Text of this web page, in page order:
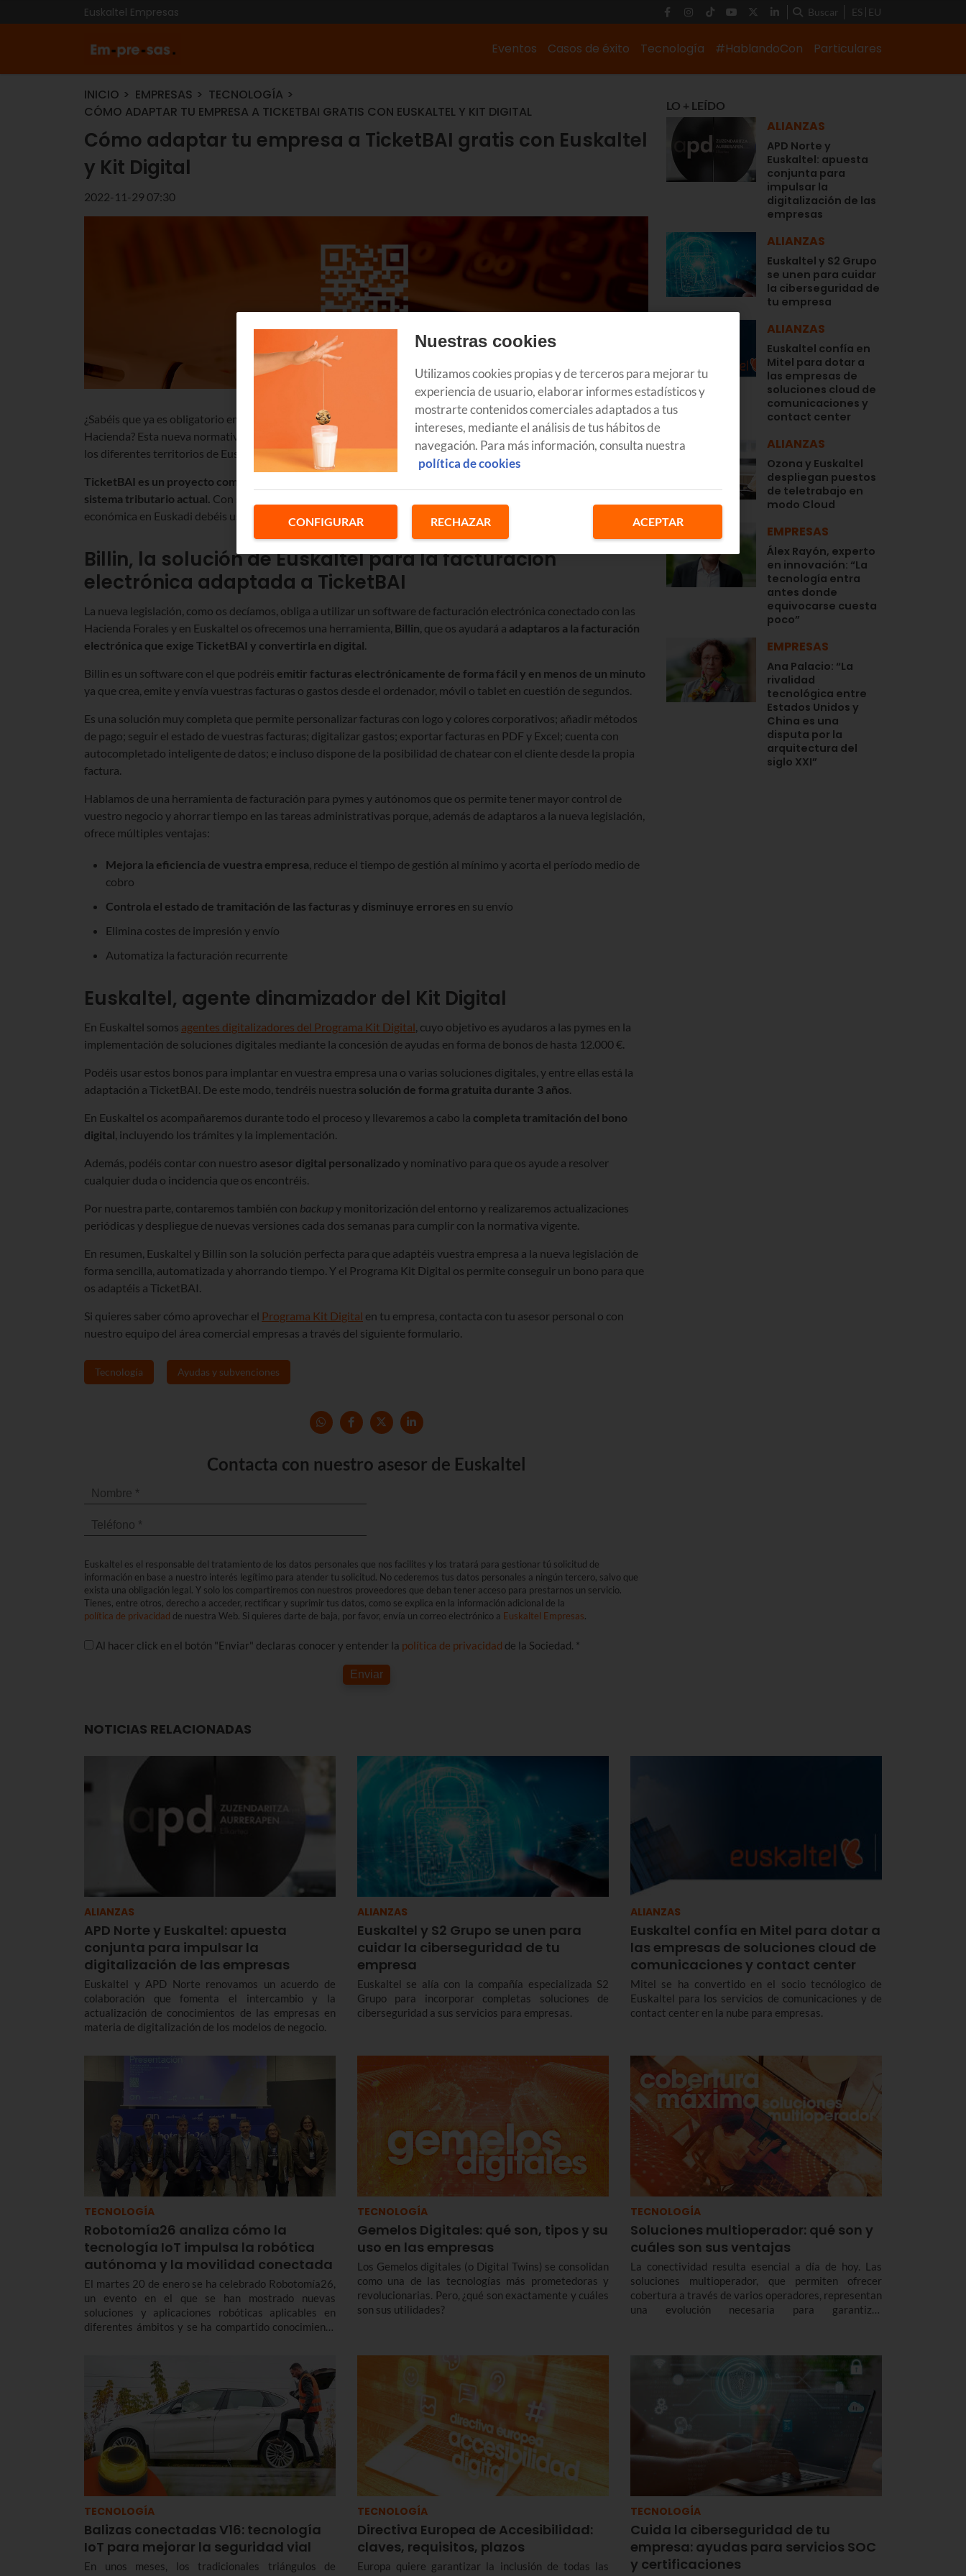
Euskaltel Empresas Buscar ES EU
Eventos Casos de éxito Tecnología #HablandoCon Particulares
INICIO EMPRESAS
TECNOLOGÍA
CÓMO ADAPTAR TU EMPRESA A TICKETBAI GRATIS CON EUSKALTEL Y KIT DIGITAL
Cómo adaptar tu empresa a TicketBAI gratis con Euskaltel
y Kit Digital
2022-11-29 07:30
¿Sabéis que ya es obligatorio emitir las facturas de vuestro negocio con un programa homologado con
Hacienda? Esta nueva normativa, conocida comoTicketBAI
, se ha implantado de forma escalonada y progresiva en
los diferentes territorios de Euskadi, con plazos diferentes para cada provincia y sector de actividad.
TicketBAI es un proyecto común de las tres Diputaciones Forales y el Gobierno del País Vasco para digitalizar el
sistema tributario actual. Con su entrada en vigor, todas las personas físicas y jurídicas que realicéis una actividad
económica en Euskadi debéis usar un
software de facturación que cumpla los requisitos técnicos fijados.
Billin, la solución de Euskaltel para la facturación
electrónica adaptada a TicketBAI
La nueva legislación, como os decíamos, obliga a utilizar un software de facturación electrónica conectado con las
Hacienda Forales y en Euskaltel os ofrecemos una herramienta, Billin , que os ayudará a adaptaros a la facturación
electrónica que exige TicketBAI y convertirla en digital
Billin es un software con el que podréis emitir facturas electrónicamente de forma fácil y en menos de un minuto
ya que crea, emite y envía vuestras facturas o gastos desde el ordenador, móvil o tablet en cuestión de segundos.
Es una solución muy completa que permite personalizar facturas con logo y colores corporativos; añadir métodos
de pago; seguir el estado de vuestras facturas; digitalizar gastos; exportar facturas en PDF y Excel; cuenta con
autocompletado inteligente de datos; e incluso dispone de la posibilidad de chatear con el cliente desde la propia
factura.
Hablamos de una herramienta de facturación para pymes y autónomos que os permite tener mayor control de
vuestro negocio y ahorrar tiempo en las tareas administrativas porque, además de adaptaros a la nueva legislación,
ofrece múltiples ventajas:
Mejora la eficiencia de vuestra empresa , reduce el tiempo de gestión al mínimo y acorta el período medio de
cobro
Controla el estado de tramitación de las facturas y disminuye errores en su envío
Elimina costes de impresión y envío
Automatiza la facturación recurrente
Euskaltel, agente dinamizador del Kit Digital
En Euskaltel somos agentes digitalizadores del Programa Kit Digital , cuyo objetivo es ayudaros a las pymes en la
implementación de soluciones digitales mediante la concesión de ayudas en forma de bonos de hasta 12.000 €.
Podéis usar estos bonos para implantar en vuestra empresa una o varias soluciones digitales, y entre ellas está la
adaptación a TicketBAI. De este modo, tendréis nuestra solución de forma gratuita durante 3 años
En Euskaltel os acompañaremos durante todo el proceso y llevaremos a cabo la completa tramitación del bono
digital , incluyendo los trámites y la implementación.
Además, podéis contar con nuestro asesor digital personalizado y nominativo para que os ayude a resolver
cualquier duda o incidencia que os encontréis.
Por nuestra parte, contaremos también con backupy monitorización del entorno y realizaremos actualizaciones
periódicas y despliegue de nuevas versiones cada dos semanas para cumplir con la normativa vigente.
En resumen, Euskaltel y Billin son la solución perfecta para que adaptéis vuestra empresa a la nueva legislación de
forma sencilla, automatizada y ahorrando tiempo. Y el Programa Kit Digital os permite conseguir un bono para que
os adaptéis a TicketBAI.
Si quieres saber cómo aprovechar el Programa Kit Digital en tu empresa, contacta con tu asesor personal o con
nuestro equipo del área comercial empresas a través del siguiente formulario.
Tecnología Ayudas y subvenciones
Contacta con nuestro asesor de Euskaltel
Euskaltel es el responsable del tratamiento de los datos personales que nos facilites y los tratará para gestionar tú solicitud de
información en base a nuestro interés legítimo para atender tu solicitud. No cederemos tus datos personales a ningún tercero, salvo que
exista una obligación legal. Y solo los compartiremos con nuestros proveedores que deban tener acceso para prestarnos un servicio.
Tienes, entre otros, derecho a acceder, rectificar y suprimir tus datos, como se explica en la información adicional de la
política de privacidad de nuestra Web. Si quieres darte de baja, por favor, envía un correo electrónico a Euskaltel Empresas.
Al hacer click en el botón "Enviar" declaras conocer y entender la política de privacidad de la Sociedad. *
Enviar
LO + LEÍDO
ALIANZAS
APD Norte y
Euskaltel: apuesta
conjunta para
impulsar la
digitalización de las
empresas
ALIANZAS
Euskaltel y S2 Grupo
se unen para cuidar
la ciberseguridad de
tu empresa
ALIANZAS
Euskaltel confía en
Mitel para dotar a
las empresas de
soluciones cloud de
comunicaciones y
contact center
ALIANZAS
Ozona y Euskaltel
despliegan puestos
de teletrabajo en
modo Cloud
EMPRESAS
Álex Rayón, experto
en innovación: “La
tecnología entra
antes donde
equivocarse cuesta
poco”
EMPRESAS
Ana Palacio: “La
rivalidad
tecnológica entre
Estados Unidos y
China es una
disputa por la
arquitectura del
siglo XXI”
NOTICIAS RELACIONADAS
ALIANZAS
APD Norte y Euskaltel: apuesta
conjunta para impulsar la
digitalización de las empresas
Euskaltel y APD Norte renovamos un acuerdo de
colaboración que fomenta el intercambio y la
actualización de conocimientos de las empresas en
materia de digitalización de los modelos de negocio.
ALIANZAS
Euskaltel y S2 Grupo se unen para
cuidar la ciberseguridad de tu
empresa
Euskaltel se alía con la compañía especializada S2
Grupo para incorporar completas soluciones de
ciberseguridad a sus servicios para empresas.
ALIANZAS
Euskaltel confía en Mitel para dotar a
las empresas de soluciones cloud de
comunicaciones y contact center
Mitel se ha convertido en el socio tecnólogico de
Euskaltel para los servicios de comunicaciones y de
contact center en la nube para empresas.
TECNOLOGÍA
Robotomía26 analiza cómo la
tecnología IoT impulsa la robótica
autónoma y la movilidad conectada
El martes 20 de enero se ha celebrado Robotomía26,
un evento en el que se han mostrado nuevas
soluciones y aplicaciones robóticas aplicables en
diferentes ámbitos y se ha compartido conocimiento
TECNOLOGÍA
Gemelos Digitales: qué son, tipos y su
uso en las empresas
Los Gemelos digitales (o Digital Twins) se consolidan
como una de las tecnologías más prometedoras y
revolucionarias. Pero, ¿qué son exactamente y cuáles
son sus utilidades?
TECNOLOGÍA
Soluciones multioperador: qué son y
cuáles son sus ventajas
La conectividad resulta esencial a día de hoy. Las
soluciones multioperador, que permiten ofrecer
cobertura a través de varios operadores, representan
una evolución necesaria para garantizar
como a empresas.
TECNOLOGÍA
Balizas conectadas V16: tecnología
IoT para mejorar la seguridad vial
En unos meses, los tradicionales triángulos de
TECNOLOGÍA
Directiva Europea de Accesibilidad:
claves, requisitos, plazos
Europa quiere garantizar la inclusión de todas las
TECNOLOGÍA
Cuida la ciberseguridad de tu
empresa: ayudas para servicios SOC
y certificaciones
Nuestras cookies
Utilizamos cookies propias y de terceros para mejorar tu
experiencia de usuario, elaborar informes estadísticos y
mostrarte contenidos comerciales adaptados a tus
intereses, mediante el análisis de tus hábitos de
navegación. Para más información, consulta nuestra
política de cookies
CONFIGURAR RECHAZAR ACEPTAR